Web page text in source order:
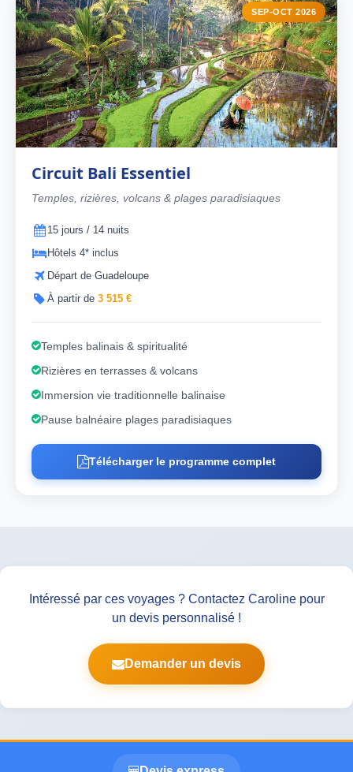
SEP-OCT 2026
Circuit Bali Essentiel
Temples, rizières, volcans & plages paradisiaques
15 jours / 14 nuits
Hôtels 4* inclus
Départ de Guadeloupe
À partir de 3 515 €
Temples balinais & spiritualité
Rizières en terrasses & volcans
Immersion vie traditionnelle balinaise
Pause balnéaire plages paradisiaques
Télécharger le programme complet
Intéressé par ces voyages ? Contactez Caroline pour
un devis personnalisé !
Demander un devis